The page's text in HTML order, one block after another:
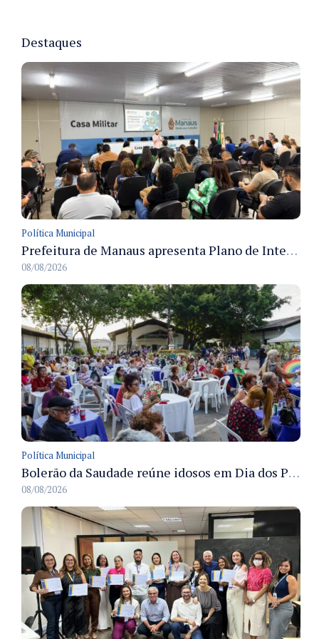
Destaques
Política Municipal
Prefeitura de Manaus apresenta Plano de Integridade da CGM e qualifica servidores para governança e conformidade no biênio 2027-2028
08/08/2026
Política Municipal
Bolerão da Saudade reúne idosos em Dia dos Pais promovido pela Fundação Dr. Thomas em Manaus
08/08/2026